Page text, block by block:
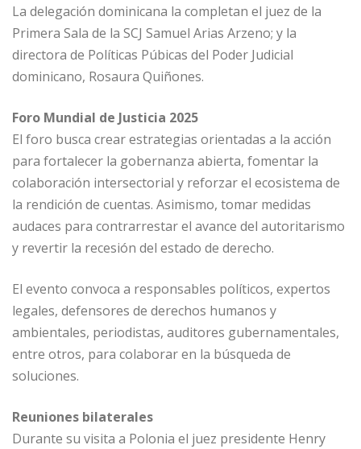
La delegación dominicana la completan el juez de la
Primera Sala de la SCJ Samuel Arias Arzeno; y la
directora de Políticas Púbicas del Poder Judicial
dominicano, Rosaura Quiñones.
Foro Mundial de Justicia 2025
El foro busca crear estrategias orientadas a la acción
para fortalecer la gobernanza abierta, fomentar la
colaboración intersectorial y reforzar el ecosistema de
la rendición de cuentas. Asimismo, tomar medidas
audaces para contrarrestar el avance del autoritarismo
y revertir la recesión del estado de derecho.
El evento convoca a responsables políticos, expertos
legales, defensores de derechos humanos y
ambientales, periodistas, auditores gubernamentales,
entre otros, para colaborar en la búsqueda de
soluciones.
Reuniones bilaterales
Durante su visita a Polonia el juez presidente Henry